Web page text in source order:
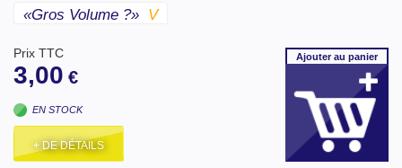
«gros Volume ?» V
Prix TTC
3,00 €
EN STOCK
+ DE DÉTAILS
Ajouterau panier